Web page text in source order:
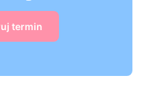
termin